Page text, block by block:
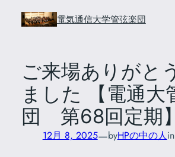
電気通信大学管弦楽団
ご来場ありがと
ました 【電通大
団 第68回定期】
12月 8, 2025—byHPの中の人in